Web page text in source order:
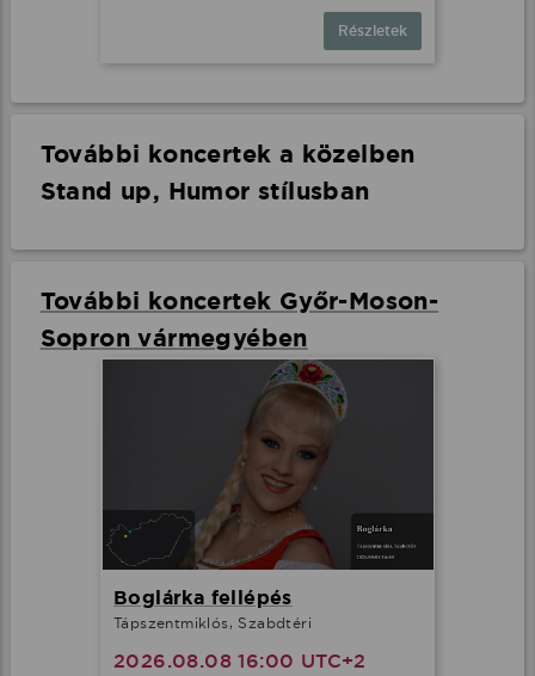
Részletek
További koncertek a közelben
Stand up, Humor stílusban
További koncertek Győr-Moson-
Sopron vármegyében
Boglárka fellépés
Tápszentmiklós, Szabdtéri
2026.08.08 16:00 UTC+2